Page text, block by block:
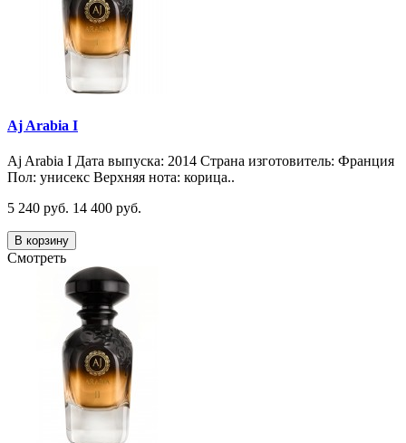
Aj Arabia I
Aj Arabia I Дата выпуска: 2014 Страна изготовитель: Франция
Пол: унисекс Верхняя нота: корица..
5 240 руб. 14 400 руб.
В корзину
Смотреть